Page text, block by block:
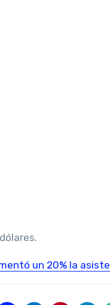
un 20% la